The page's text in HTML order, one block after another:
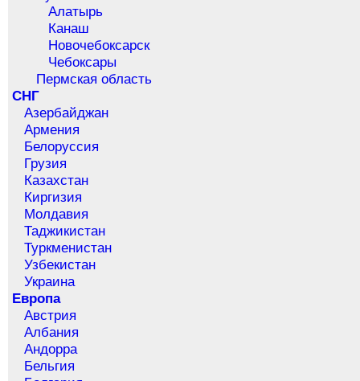
Алатырь
Канаш
Новочебоксарск
Чебоксары
Пермская область
СНГ
Азербайджан
Армения
Белоруссия
Грузия
Казахстан
Киргизия
Молдавия
Таджикистан
Туркменистан
Узбекистан
Украина
Европа
Австрия
Албания
Андорра
Бельгия